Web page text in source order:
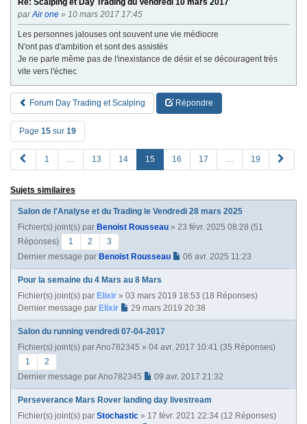
Re: Scalping et Day Trading du Vendredi 10 mars 2017
parAir one » 10 mars 2017 17:45
Les personnes jalouses ont souvent une vie médiocre
N'ont pas d'ambition et sont des assistés
Je ne parle même pas de l'inexistance de désir et se découragent très
vite vers l'échec
Forum Day Trading et Scalping Répondre
Page 15 sur 19
R
V
1 … 13 14 15 16 17 … 19
u
Sujets similaires
Salon de l'Analyse et du Trading le Vendredi 28 mars 2025
Fichier(s) joint(s) par Benoist Rousseau » 23 févr. 2025 08:28 (51
Réponses)
1 2
3
Dernier message par Benoist Rousseau 06 avr. 2025 11:23
Pour la semaine du 4 Mars au 8 Mars
Fichier(s) joint(s) par Elixir » 03 mars 2019 18:53 (18 Réponses)
Dernier message par Elixir 29 mars 2019 20:38
Salon du running vendredi 07-04-2017
Fichier(s) joint(s) parAno782345 » 04 avr. 2017 10:41 (35 Réponses)
1
2
Dernier message parAno782345 09 avr. 2017 21:32
Perseverance Mars Rover landing day livestream
Fichier(s) joint(s) par Stochastic » 17 févr. 2021 22:34 (12 Réponses)